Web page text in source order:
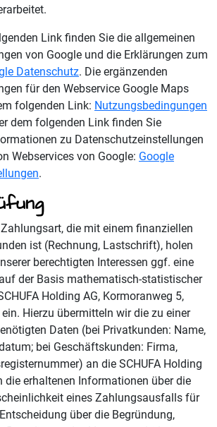
Link finden Sie die allgemeinen
von Google und die Erklärungen zum
Datenschutz. Die ergänzenden
für den Webservice Google Maps
folgenden Link: Nutzungsbedingungen
dem folgenden Link finden Sie
zu Datenschutzeinstellungen
Webservices von Google: Google
.
die mit einem finanziellen
ist (Rechnung, Lastschrift), holen
berechtigten Interessen ggf. eine
der Basis mathematisch-statistischer
Holding AG, Kormoranweg 5,
Hierzu übermitteln wir die zu einer
Daten (bei Privatkunden: Name,
bei Geschäftskunden: Firma,
an die SCHUFA Holding
die erhaltenen Informationen über die
eines Zahlungsausfalls für
über die Begründung,